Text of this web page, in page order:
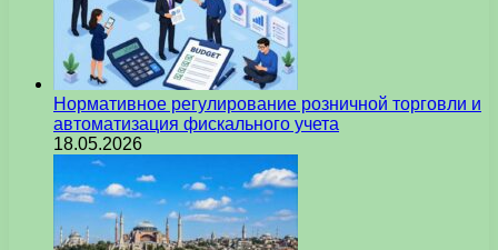
Нормативное регулирование розничной торговли и
автоматизация фискального учета
18.05.2026